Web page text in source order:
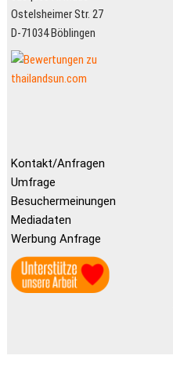
Ostelsheimer Str. 27
D-71034 Böblingen
Kontakt/Anfragen
Umfrage
Besuchermeinungen
Mediadaten
Werbung Anfrage